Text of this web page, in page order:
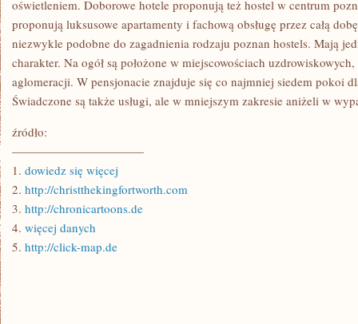
oświetleniem. Doborowe hotele proponują też hostel w centrum
proponują luksusowe apartamenty i fachową obsługę przez całą
niezwykle podobne do zagadnienia rodzaju poznan hostels. Mają
charakter. Na ogół są położone w miejscowościach
aglomeracji. W pensjonacie znajduje się co najmniej siedem pokoi
Świadczone są także usługi, ale w mniejszym zakresie aniżeli w
źródło:
———————————
1. dowiedz się więcej
2. http://christthekingfortworth.com
3. http://chronicartoons.de
4. więcej danych
5. http://click-map.de